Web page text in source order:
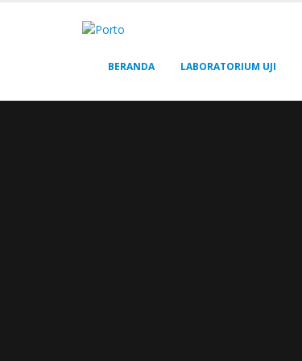
BERANDA LABORATORIUM UJI